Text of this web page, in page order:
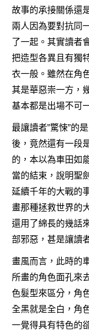
故事的承接關係還
兩人因為要對抗同
了一起。其實讀者
把造型各異且有獨
衣一般。雖然在角
其是華惡崇一方，
基本都是出場不可
最讓讀者”驚悚”的
後，竟然還有一段
的，本以為車田如
當的結束，說明聖
延續千年的大戰的
畫那種拯救世界的
還用了綿長的幾話
部邪惡，甚是讓讀
畫風而言，此時的
所畫的角色面孔來
色髮型來區分，角
全黑就是全白，角
一覺得具有特色的